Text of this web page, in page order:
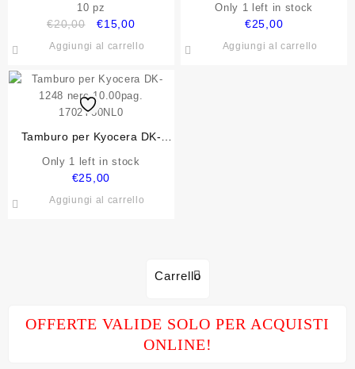
10 pz
€20,00
Il
prezzo
era:
€20,00.
€15,00Il
prezzo
Aggiungi al carrello
Only 1 left in stock
€25,00
Aggiungi al carrello
Tamburo per Kyocera DK-
1702Y80NL0
Only 1 left in stock
€25,00
Aggiungi al carrello
Carrello
OFFERTE VALIDE SOLO PER ACQUISTI
ONLINE!